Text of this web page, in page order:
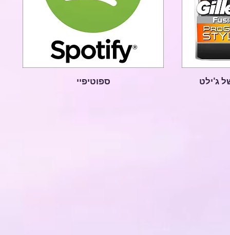
ספוטיפיי ג'ילט